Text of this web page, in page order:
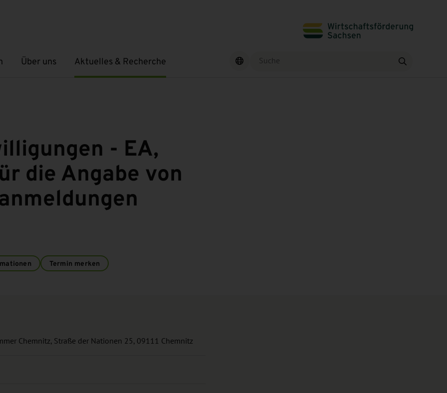
Über uns
Untermenü öffnenAktuelles & Recherche
Untermenü öffnen Finden
- EA,
die Angabe von
Termin merken
Chemnitz, Straße der Nationen 25, 09111 Chemnitz